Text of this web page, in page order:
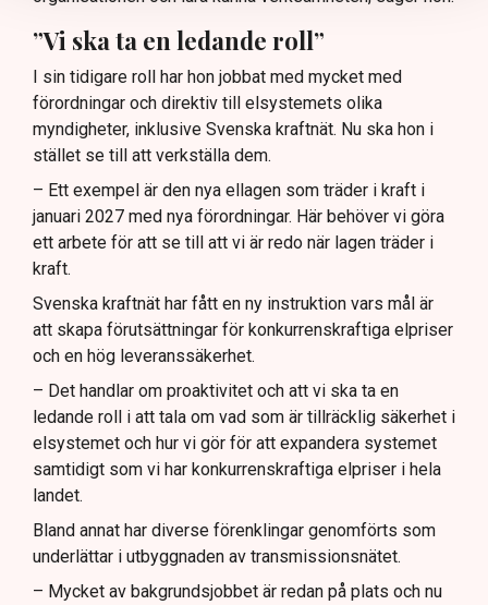
”Vi ska ta en ledande roll”
I sin tidigare roll har hon jobbat med mycket med
förordningar och direktiv till elsystemets olika
myndigheter, inklusive Svenska kraftnät. Nu ska hon i
stället se till att verkställa dem.
– Ett exempel är den nya ellagen som träder i kraft i
januari 2027 med nya förordningar. Här behöver vi göra
ett arbete för att se till att vi är redo när lagen träder i
kraft.
Svenska kraftnät har fått en ny instruktion vars mål är
att skapa förutsättningar för konkurrenskraftiga elpriser
och en hög leveranssäkerhet.
– Det handlar om proaktivitet och att vi ska ta en
ledande roll i att tala om vad som är tillräcklig säkerhet i
elsystemet och hur vi gör för att expandera systemet
samtidigt som vi har konkurrenskraftiga elpriser i hela
landet.
Bland annat har diverse förenklingar genomförts som
underlättar i utbyggnaden av transmissionsnätet.
– Mycket av bakgrundsjobbet är redan på plats och nu